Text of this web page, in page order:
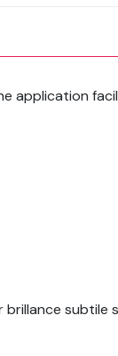
application
subtile